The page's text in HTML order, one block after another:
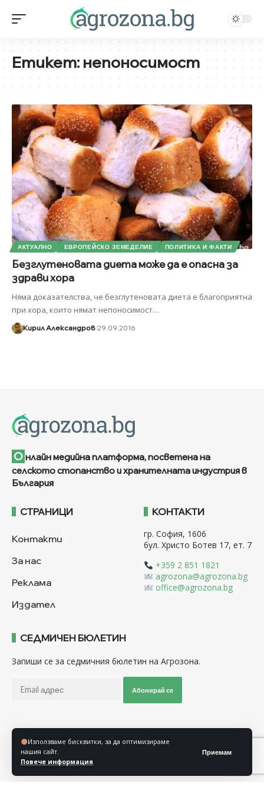
Използваме бисквитки, за да оптимизираме
нашия сайт.
Повече информация
Приемам
Етикет:непоносимост
АКТУАЛНО ЕВРОПЕЙСКО ЗЕМЕДЕЛИЕ ПОЛИТИКА И ФАКТИ
Безглутеновата диета може да е опасна за
здрави хора
Няма доказателства, че безглутеновата диета е благоприятна
при хора, които нямат непоносимост…
Кирил Александров 29.09.2016
О нлайн медийна платформа, посветена на
селското стопанство и хранителната индустрия в
България
СТРАНИЦИ
Контакти
За нас
Реклама
Издател
КОНТАКТИ
гр. София, 1606
бул. Христо Ботев 17, ет. 7
+359 2 851 1821
agrozona@agrozona.bg
office@agrozona.bg
СЕДМИЧЕН БЮЛЕТИН
Запиши се за седмичния бюлетин на Агрозона.
Абонирай се
Последвайте ни